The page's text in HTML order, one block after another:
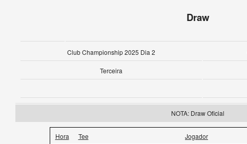
Draw
Club Championship 2025 Dia 2
Terceira
NOTA: Draw Oficial
Hora Tee Jogador